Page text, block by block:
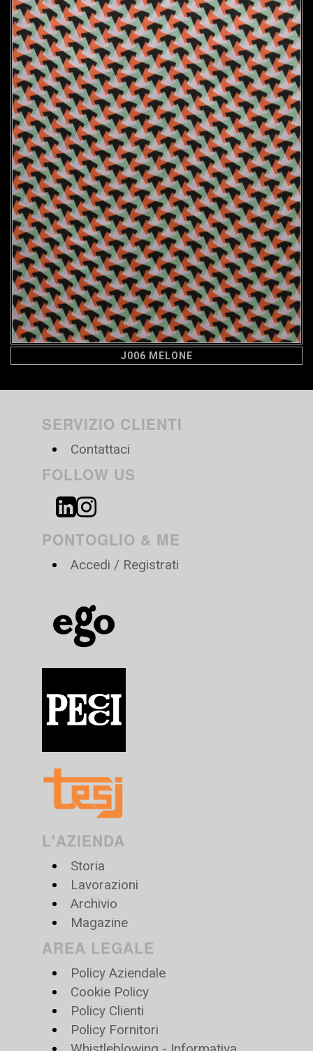
J006 MELONE
SERVIZIO CLIENTI
Contattaci
FOLLOW US
PONTOGLIO & ME
Accedi / Registrati
L'AZIENDA
Storia
Lavorazioni
Archivio
Magazine
AREA LEGALE
Policy Aziendale
Cookie Policy
Policy Clienti
Policy Fornitori